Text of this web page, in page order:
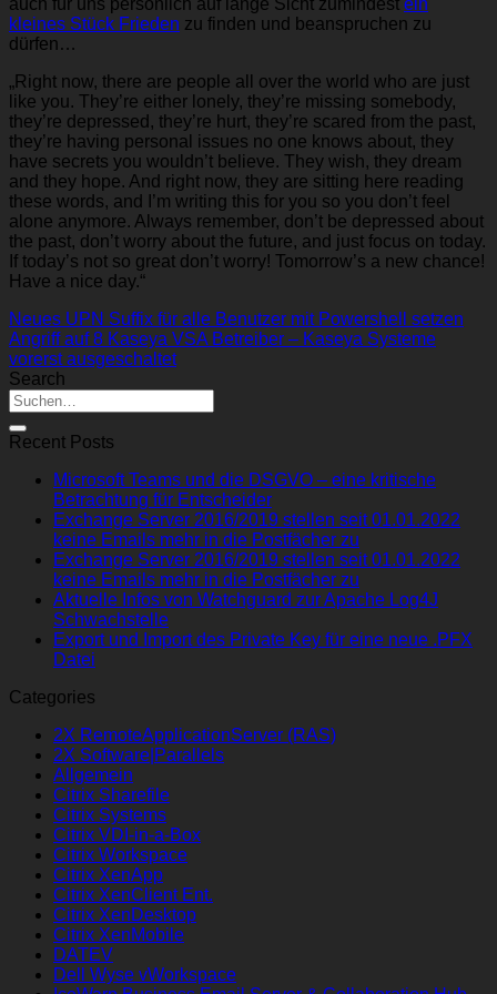
kleines Stück Frieden zu finden und beanspruchen zu
dürfen…
„Right now, there are people all over the world who are just
like you. They’re either lonely, they’re missing somebody,
they’re depressed, they’re hurt, they’re scared from the past,
they’re having personal issues no one knows about, they
have secrets you wouldn’t believe. They wish, they dream
and they hope. And right now, they are sitting here reading
these words, and I’m writing this for you so you don’t feel
alone anymore. Always remember, don’t be depressed about
the past, don’t worry about the future, and just focus on today.
If today’s not so great don’t worry! Tomorrow’s a new chance!
Have a nice day.“
Neues UPN Suffix für alle Benutzer mit Powershell setzen
Angriff auf 8 Kaseya VSA Betreiber – Kaseya Systeme
vorerst ausgeschaltet
Search
Recent Posts
Microsoft Teams und die DSGVO – eine kritische
Betrachtung für Entscheider
Exchange Server 2016/2019 stellen seit 01.01.2022
keine Emails mehr in die Postfächer zu
Exchange Server 2016/2019 stellen seit 01.01.2022
keine Emails mehr in die Postfächer zu
Aktuelle Infos von Watchguard zur Apache Log4J
Schwachstelle
Export und Import des Private Key für eine neue .PFX
Datei
Categories
2X RemoteApplicationServer (RAS)
2X Software|Parallels
Allgemein
Citrix Sharefile
Citrix Systems
Citrix VDI-in-a-Box
Citrix Workspace
Citrix XenApp
Citrix XenClient Ent.
Citrix XenDesktop
Citrix XenMobile
DATEV
Dell Wyse vWorkspace